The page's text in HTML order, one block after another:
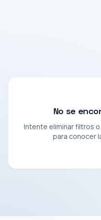
No se
Intente eliminar filtros
para conocer